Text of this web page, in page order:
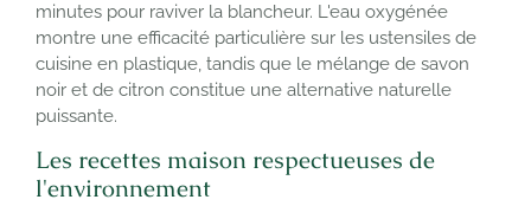
minutes pour raviver la blancheur. L'eau oxygénée
montre une efficacité particulière sur les ustensiles de
cuisine en plastique, tandis que le mélange de savon
noir et de citron constitue une alternative naturelle
puissante.
Les recettes maison respectueuses de
l'environnement